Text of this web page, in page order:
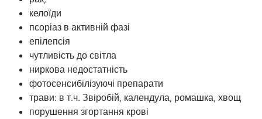
келоїди
псоріаз в активній фазі
епілепсія
чутливість до світла
ниркова недостатність
фотосенсибілізуючі препарати
трави: в т.ч. Звіробій, календула, ромашка, хвощ
порушення згортання крові